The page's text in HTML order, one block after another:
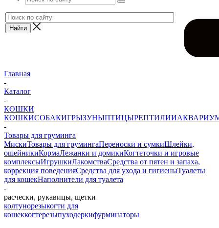
Главная
-
Каталог
-
КОШКИ
КОШКИСОБАКИГРЫЗУНЫПТИЦЫРЕПТИЛИИ
-
Товары для груминга
МискиТовары для грумингаПереноски и сумкиШлейки,
ошейникиКормаЛежанки и домикиКогтеточки и игровые
комплексыИгрушкиЛакомстваСредства от пятен и запаха,
коррекция поведенияСредства для ухода и гигиеныТуалеты
для кошекНаполнители для туалета
-
расчески, рукавицы, щетки
колтунорезыкогти для
кошеккогтерезыпуходеркифурминаторы